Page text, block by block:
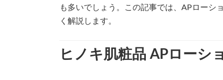
も多いでしょう。この記事では、APローシ
く解説します。
ヒノキ肌粧品 APローシ